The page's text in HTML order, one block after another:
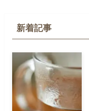
新着記事